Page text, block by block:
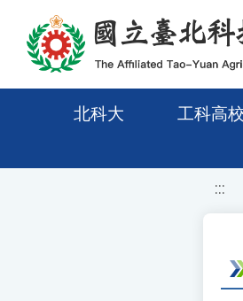
移至網頁之主要內容區位置
北科大 工科高
:::